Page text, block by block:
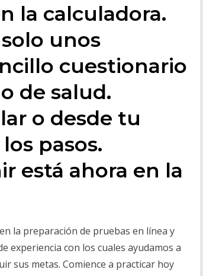
la calculadora.
unos
cuestionario
de salud.
o desde tu
pasos.
está ahora en la
la preparación de pruebas en línea y
experiencia con los cuales ayudamos a
sus metas. Comience a practicar hoy